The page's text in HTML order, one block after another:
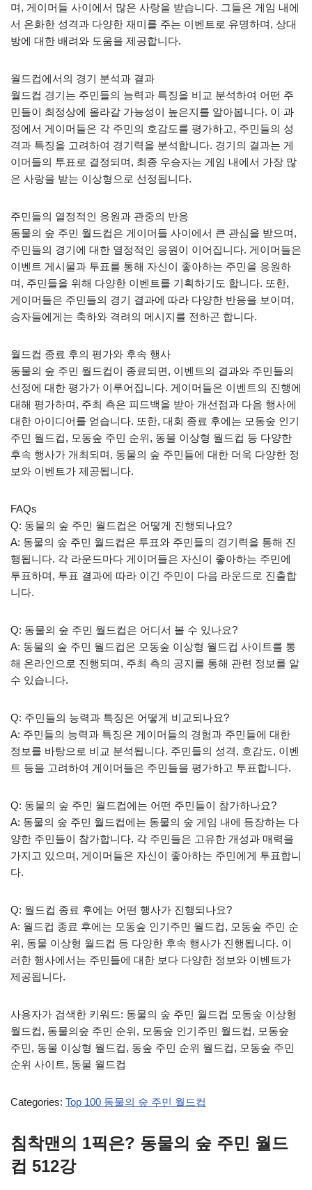
며, 게이머들 사이에서 많은 사랑을 받습니다. 그들은 게임 내에
서 온화한 성격과 다양한 재미를 주는 이벤트로 유명하며, 상대
방에 대한 배려와 도움을 제공합니다.
월드컵에서의 경기 분석과 결과
월드컵 경기는 주민들의 능력과 특징을 비교 분석하여 어떤 주
민들이 최정상에 올라갈 가능성이 높은지를 알아봅니다. 이 과
정에서 게이머들은 각 주민의 호감도를 평가하고, 주민들의 성
격과 특징을 고려하여 경기력을 분석합니다. 경기의 결과는 게
이머들의 투표로 결정되며, 최종 우승자는 게임 내에서 가장 많
은 사랑을 받는 이상형으로 선정됩니다.
주민들의 열정적인 응원과 관중의 반응
동물의 숲 주민 월드컵은 게이머들 사이에서 큰 관심을 받으며,
주민들의 경기에 대한 열정적인 응원이 이어집니다. 게이머들은
이벤트 게시물과 투표를 통해 자신이 좋아하는 주민을 응원하
며, 주민들을 위해 다양한 이벤트를 기획하기도 합니다. 또한,
게이머들은 주민들의 경기 결과에 따라 다양한 반응을 보이며,
승자들에게는 축하와 격려의 메시지를 전하곤 합니다.
월드컵 종료 후의 평가와 후속 행사
동물의 숲 주민 월드컵이 종료되면, 이벤트의 결과와 주민들의
선정에 대한 평가가 이루어집니다. 게이머들은 이벤트의 진행에
대해 평가하며, 주최 측은 피드백을 받아 개선점과 다음 행사에
대한 아이디어를 얻습니다. 또한, 대회 종료 후에는 모동숲 인기
주민 월드컵, 모동숲 주민 순위, 동물 이상형 월드컵 등 다양한
후속 행사가 개최되며, 동물의 숲 주민들에 대한 더욱 다양한 정
보와 이벤트가 제공됩니다.
FAQs
Q: 동물의 숲 주민 월드컵은 어떻게 진행되나요?
A: 동물의 숲 주민 월드컵은 투표와 주민들의 경기력을 통해 진
행됩니다. 각 라운드마다 게이머들은 자신이 좋아하는 주민에
투표하며, 투표 결과에 따라 이긴 주민이 다음 라운드로 진출합
니다.
Q: 동물의 숲 주민 월드컵은 어디서 볼 수 있나요?
A: 동물의 숲 주민 월드컵은 모동숲 이상형 월드컵 사이트를 통
해 온라인으로 진행되며, 주최 측의 공지를 통해 관련 정보를 알
수 있습니다.
Q: 주민들의 능력과 특징은 어떻게 비교되나요?
A: 주민들의 능력과 특징은 게이머들의 경험과 주민들에 대한
정보를 바탕으로 비교 분석됩니다. 주민들의 성격, 호감도, 이벤
트 등을 고려하여 게이머들은 주민들을 평가하고 투표합니다.
Q: 동물의 숲 주민 월드컵에는 어떤 주민들이 참가하나요?
A: 동물의 숲 주민 월드컵에는 동물의 숲 게임 내에 등장하는 다
양한 주민들이 참가합니다. 각 주민들은 고유한 개성과 매력을
가지고 있으며, 게이머들은 자신이 좋아하는 주민에게 투표합니
다.
Q: 월드컵 종료 후에는 어떤 행사가 진행되나요?
A: 월드컵 종료 후에는 모동숲 인기주민 월드컵, 모동숲 주민 순
위, 동물 이상형 월드컵 등 다양한 후속 행사가 진행됩니다. 이
러한 행사에서는 주민들에 대한 보다 다양한 정보와 이벤트가
제공됩니다.
사용자가 검색한 키워드: 동물의 숲 주민 월드컵 모동숲 이상형
월드컵, 동물의숲 주민 순위, 모동숲 인기주민 월드컵, 모동숲
주민, 동물 이상형 월드컵, 동숲 주민 순위 월드컵, 모동숲 주민
순위 사이트, 동물 월드컵
Categories: Top 100 동물의 숲 주민 월드컵
침착맨의 1픽은? 동물의 숲 주민 월드
컵 512강